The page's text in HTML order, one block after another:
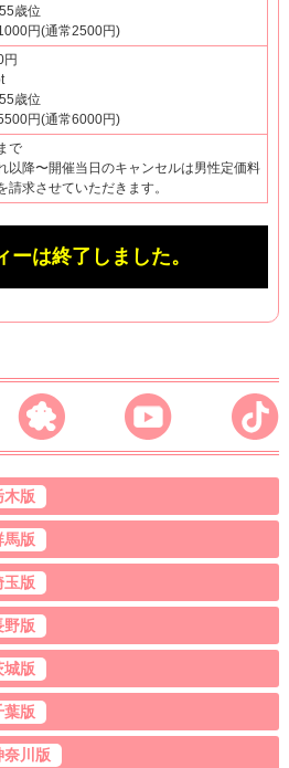
歳位
円(通常2500円)
円
歳位
円(通常6000円)
で
以降〜開催当日のキャンセルは男性定価料
求させていただきます。
ーは終了しました。
木版
馬版
玉版
野版
城版
葉版
奈川版